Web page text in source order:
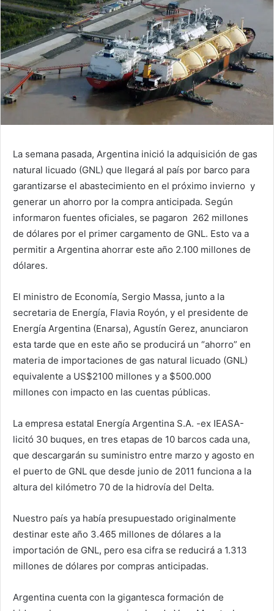
La semana pasada, Argentina inició la adquisición de gas
natural licuado (GNL) que llegará al país por barco para
garantizarse el abastecimiento en el próximo invierno y
generar un ahorro por la compra anticipada. Según
informaron fuentes oficiales, se pagaron 262 millones
de dólares por el primer cargamento de GNL. Esto va a
permitir a Argentina ahorrar este año 2.100 millones de
dólares.
El ministro de Economía, Sergio Massa, junto a la
secretaria de Energía, Flavia Royón, y el presidente de
Energía Argentina (Enarsa), Agustín Gerez, anunciaron
esta tarde que en este año se producirá un “ahorro” en
materia de importaciones de gas natural licuado (GNL)
equivalente a US$2100 millones y a $500.000
millones con impacto en las cuentas públicas.
La empresa estatal Energía Argentina S.A. -ex IEASA-
licitó 30 buques, en tres etapas de 10 barcos cada una,
que descargarán su suministro entre marzo y agosto en
el puerto de GNL que desde junio de 2011 funciona a la
altura del kilómetro 70 de la hidrovía del Delta.
Nuestro país ya había presupuestado originalmente
destinar este año 3.465 millones de dólares a la
importación de GNL, pero esa cifra se reducirá a 1.313
millones de dólares por compras anticipadas.
Argentina cuenta con la gigantesca formación de